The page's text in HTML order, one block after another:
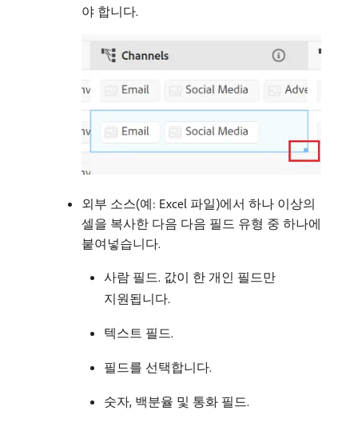
야 합니다.
외부 소스(예: Excel 파일)에서 하나 이상의
셀을 복사한 다음 다음 필드 유형 중 하나에
붙여넣습니다.
사람 필드. 값이 한 개인 필드만
지원됩니다.
텍스트 필드.
필드를 선택합니다.
숫자, 백분율 및 통화 필드.